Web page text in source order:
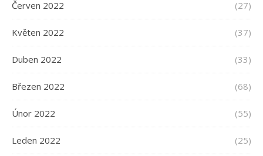
Červen 2022 (27)
Květen 2022 (37)
Duben 2022 (33)
Březen 2022 (68)
Únor 2022 (55)
Leden 2022 (25)